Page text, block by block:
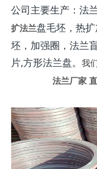
公司主要生产：法
扩法兰盘毛坯，热
坯，加强圈，法兰
片,方形法兰盘。
我
法兰厂家